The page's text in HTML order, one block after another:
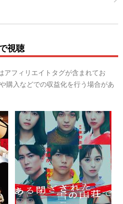
視聴
アフィリエイトタグが含まれてお
購入などでの収益化を行う場合があ